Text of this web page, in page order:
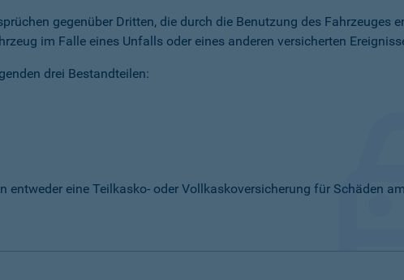
gegenüber Dritten, die durch die Benutzung des Fahrzeuges
im Falle eines Unfalls oder eines anderen versicherten
drei Bestandteilen:
eine Teilkasko- oder Vollkaskoversicherung für Schäden